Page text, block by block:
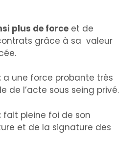
plus de force et de
grâce à sa valeur
a une force probante très
de l’acte sous seing privé.
fait pleine foi de son
et de la signature des